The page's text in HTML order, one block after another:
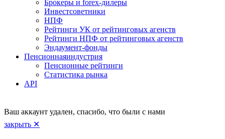
Брокеры и forex-дилеры
Инвестсоветники
НПФ
Рейтинги УК от рейтинговых агенств
Рейтинги НПФ от рейтинговых агенств
Эндаумент-фонды
Пенсионнаяиндустрия
Пенсионные рейтинги
Статистика рынка
API
Ваш аккаунт удален, спасибо, что были с нами
закрыть ✕